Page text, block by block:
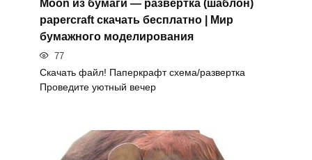
Moon из бумаги — развертка (шаблон)
papercraft скачать бесплатно | Мир
бумажного моделирования
77
Скачать файл! Паперкрафт схема/развертка
Проведите уютный вечер